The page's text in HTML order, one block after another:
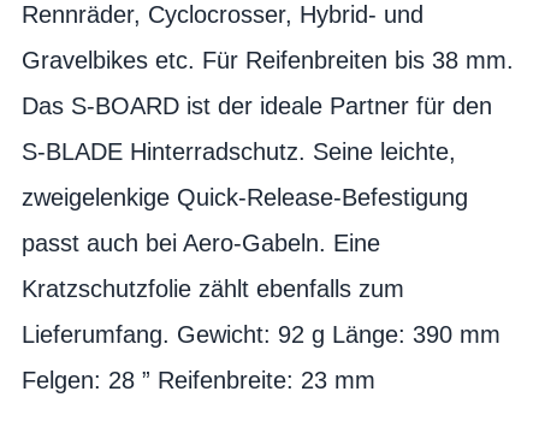
Rennräder, Cyclocrosser, Hybrid- und
Gravelbikes etc. Für Reifenbreiten bis 38 mm.
Das S-BOARD ist der ideale Partner für den
S-BLADE Hinterradschutz. Seine leichte,
zweigelenkige Quick-Release-Befestigung
passt auch bei Aero-Gabeln. Eine
Kratzschutzfolie zählt ebenfalls zum
Lieferumfang. Gewicht: 92 g Länge: 390 mm
Felgen: 28 ” Reifenbreite: 23 mm